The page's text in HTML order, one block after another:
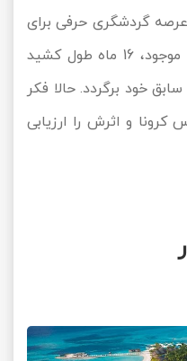
گردشگری حرفی برای
گفتن نداشت. طبق گزارش‌های موجود، 16 ماه طول کشید
خود برگردد. حالا فکر
و اثرش را ارزیابی